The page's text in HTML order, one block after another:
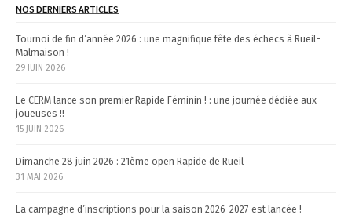
n
NOS DERNIERS ARTICLES
Tournoi de fin d’année 2026 : une magnifique fête des échecs à Rueil-
Malmaison !
29 JUIN 2026
Le CERM lance son premier Rapide Féminin ! : une journée dédiée aux
joueuses !!
15 JUIN 2026
Dimanche 28 juin 2026 : 21ème open Rapide de Rueil
31 MAI 2026
La campagne d’inscriptions pour la saison 2026-2027 est lancée !